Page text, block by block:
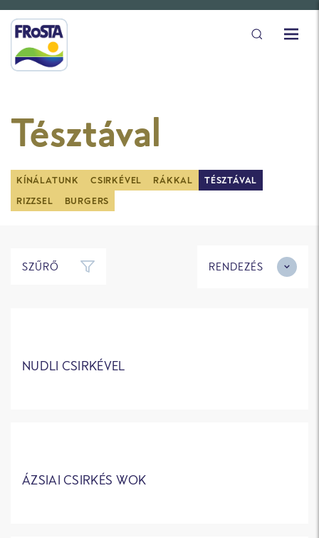
Tésztával
KÍNÁLATUNK CSIRKÉVEL RÁKKAL
TÉSZTÁVAL
RIZZSEL
BURGERS
SZŰRŐ RENDEZÉS
NUDLI CSIRKÉVEL
ÁZSIAI CSIRKÉS WOK